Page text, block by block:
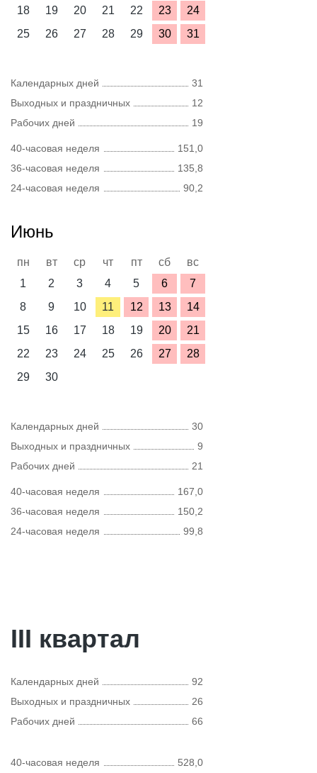
18
19 20 21 22 23
24
25
26 27 28 29 30 31
Календарных дней
31
Выходных и праздничных
12
Рабочих дней
19
40-часовая неделя
151,0
36-часовая неделя
135,8
24-часовая неделя
90,2
Июнь
пн вт ср чт пт сб
вс
1
2 3 4 5 6
7
8
9 10 11 12 13
14
15
16 17 18 19 20
21
22
23 24 25 26 27
28
29
30
Календарных дней
30
Выходных и праздничных
9
Рабочих дней
21
40-часовая неделя
167,0
36-часовая неделя
150,2
24-часовая неделя
99,8
III квартал
Календарных дней
92
Выходных и праздничных
26
Рабочих дней
66
40-часовая неделя 528,0